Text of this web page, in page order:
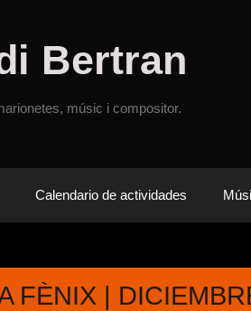
Bertran
músic i compositor.
Calendario de actividades
FÈNIX |